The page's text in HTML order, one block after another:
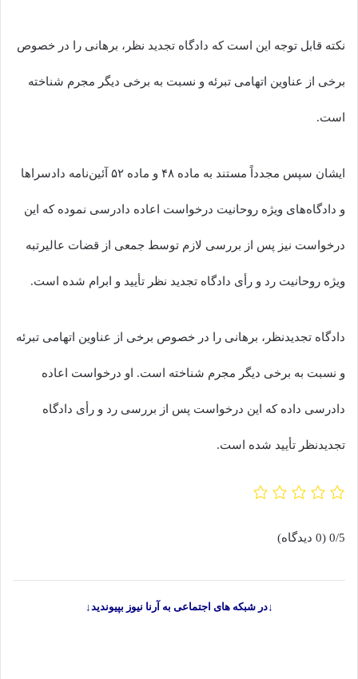
نکته قابل توجه این است که دادگاه تجدید نظر، برهانی را در خصوص
برخی از عناوین اتهامی تبرئه و نسبت به برخی دیگر مجرم شناخته
است.
ایشان سپس مجدداً مستند به ماده ۴۸ و ماده ۵۲ آئین‌نامه دادسراها
و دادگاه‌های ویژه روحانیت درخواست اعاده دادرسی نموده که این
درخواست نیز پس از بررسی لازم توسط جمعی از قضات عالیرتبه
ویژه روحانیت رد و رأی دادگاه تجدید نظر تأیید و ابرام شده است.
دادگاه تجدیدنظر، برهانی را در خصوص برخی از عناوین اتهامی تبرئه
و نسبت به برخی دیگر مجرم شناخته است. او درخواست اعاده
دادرسی داده که این درخواست پس از بررسی رد و رأی دادگاه
تجدیدنظر تأیید شده است.
0/5 (0 دیدگاه)
↓در شبکه های اجتماعی به آرنا نیوز بپیوندید↓